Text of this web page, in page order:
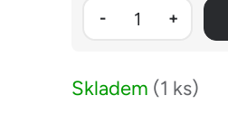
Skladem (1 ks)